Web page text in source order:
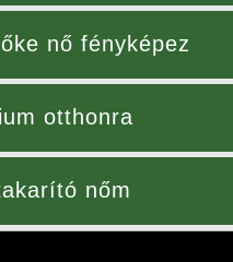
nő fényképez
otthonra
nőm